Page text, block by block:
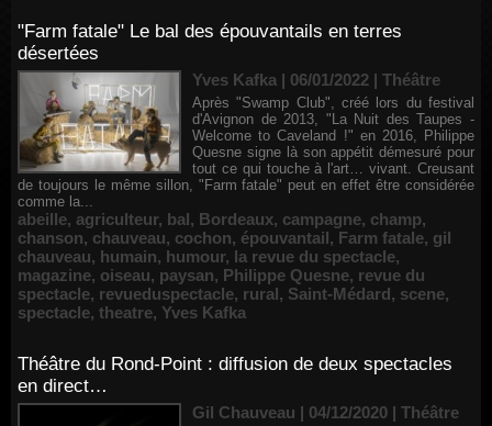
"Farm fatale" Le bal des épouvantails en terres
désertées
Yves Kafka | 06/01/2022 | Théâtre
Après "Swamp Club", créé lors du festival
d'Avignon de 2013, "La Nuit des Taupes -
Welcome to Caveland !" en 2016, Philippe
Quesne signe là son appétit démesuré pour
tout ce qui touche à l'art… vivant. Creusant
de toujours le même sillon, "Farm fatale" peut en effet être considérée
comme la...
abeille, agriculteur, bal, Bordeaux, campagne, champ,
chanson, chauveau, cochon, épouvantail, Farm fatale, gil
chauveau, humain, humour, la revue du spectacle,
magazine, oiseau, paysan, Philippe Quesne, revue du
spectacle, revueduspectacle, rural, Saint-Médard, scene,
spectacle, theatre, Yves Kafka
Théâtre du Rond-Point : diffusion de deux spectacles
en direct…
Gil Chauveau | 04/12/2020 | Théâtre